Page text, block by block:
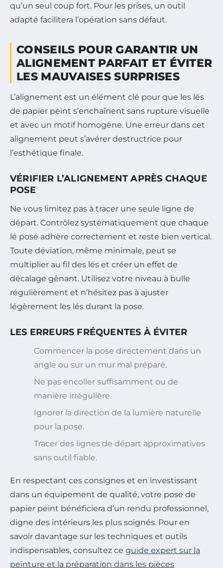
qu’un seul coup fort. Pour les prises, un outil
adapté facilitera l’opération sans défaut.
CONSEILS POUR GARANTIR UN
ALIGNEMENT PARFAIT ET ÉVITER
LES MAUVAISES SURPRISES
L’alignement est un élément clé pour que les lés
de papier peint s’enchaînent sans rupture visuelle
et avec un motif homogène. Une erreur dans cet
alignement peut s’avérer destructrice pour
l’esthétique finale.
VÉRIFIER L’ALIGNEMENT APRÈS CHAQUE
POSE
Ne vous limitez pas à tracer une seule ligne de
départ. Contrôlez systématiquement que chaque
lé posé adhère correctement et reste bien vertical.
Toute déviation, même minimale, peut se
multiplier au fil des lés et créer un effet de
décalage gênant. Utilisez votre niveau à bulle
régulièrement et n’hésitez pas à ajuster
légèrement les lés durant la pose.
LES ERREURS FRÉQUENTES À ÉVITER
Commencer la pose directement dans un
angle ou sur un mur mal préparé.
Ne pas encoller suffisamment ou de
manière irrégulière.
Ignorer la direction de la lumière naturelle
pour la pose.
Tracer des lignes de départ approximatives
sans outil fiable.
En respectant ces consignes et en investissant
dans un équipement de qualité, votre pose de
papier peint bénéficiera d’un rendu professionnel,
digne des intérieurs les plus soignés. Pour en
savoir davantage sur les techniques et outils
indispensables, consultez ce guide expert sur la
peinture et la préparation dans les pièces